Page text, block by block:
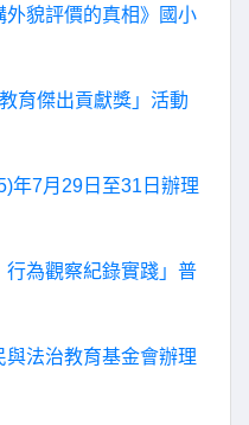
貌評價的真相》國小
育傑出貢獻獎」活動
年7月29日至31日辦理
為觀察紀錄實踐」普
法治教育基金會辦理